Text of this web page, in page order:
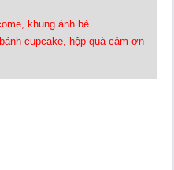
khung ảnh bé
cupcake, hộp quà cảm ơn